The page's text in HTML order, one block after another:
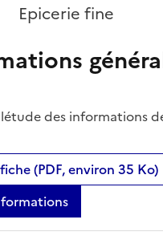
Epicerie fine
des informations
(PDF, environ 35 Ko)